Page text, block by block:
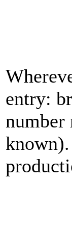
entry:
number